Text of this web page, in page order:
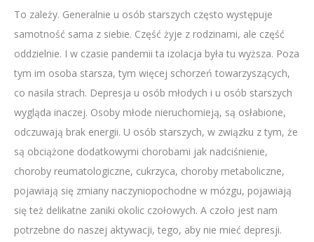
To zależy. Generalnie u osób starszych często występuje
samotność sama z siebie. Część żyje z rodzinami, ale część
oddzielnie. I w czasie pandemii ta izolacja była tu wyższa. Poza
tym im osoba starsza, tym więcej schorzeń towarzyszących,
co nasila strach. Depresja u osób młodych i u osób starszych
wygląda inaczej. Osoby młode nieruchomieją, są osłabione,
odczuwają brak energii. U osób starszych, w związku z tym, że
są obciążone dodatkowymi chorobami jak nadciśnienie,
choroby reumatologiczne, cukrzyca, choroby metaboliczne,
pojawiają się zmiany naczyniopochodne w mózgu, pojawiają
się też delikatne zaniki okolic czołowych. A czoło jest nam
potrzebne do naszej aktywacji, tego, aby nie mieć depresji.